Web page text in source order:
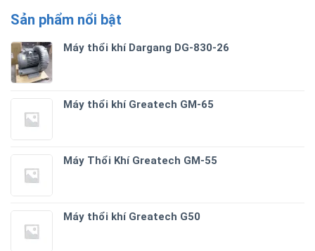
Sản phẩm nổi bật
Máy thổi khí Dargang DG-830-26
Máy thổi khí Greatech GM-65
Máy Thổi Khí Greatech GM-55
Máy thổi khí Greatech G50